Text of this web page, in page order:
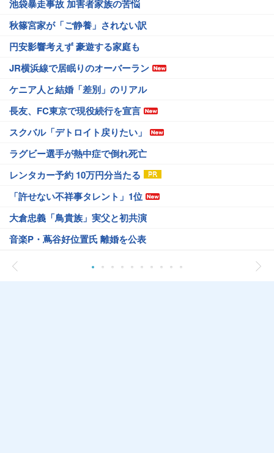
池袋暴走事故 加害者家族の苦悩
秋篠宮家が「ご静養」されない訳
円安影響考えず 豪遊する家庭も
JR横浜線で居眠りのオーバーラン
ケニア人と結婚「差別」のリアル
長友、FC東京で現役続行を宣言
スクバル「デトロイト戻りたい」
ラグビー選手が熱中症で倒れ死亡
レンタカー予約 10万円分当たる
「許せない不祥事タレント」1位
大倉忠義「鳥貴族」実父と初共演
音楽P・蔦谷好位置氏 離婚を公表